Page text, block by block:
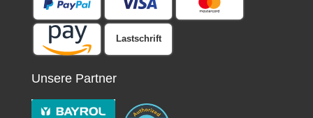
Lastschrift
Unsere Partner